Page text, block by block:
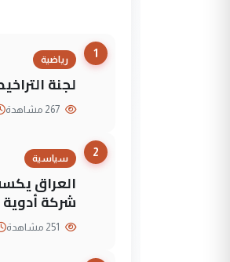
1
رياضية
لجنة التراخيص : 17 ناديا في دوري نجوم العراق و3
2
سياسية
العراق
شركة